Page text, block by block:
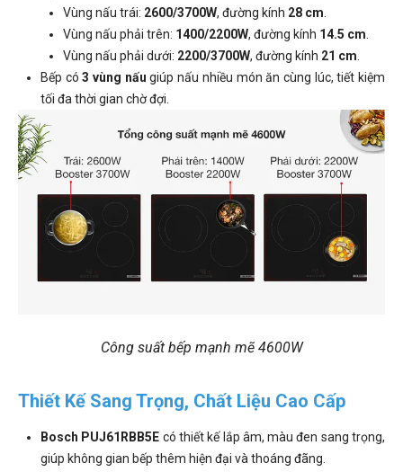
Vùng nấu trái: 2600/3700W, đường kính 28 cm.
Vùng nấu phải trên: 1400/2200W, đường kính 14.5 cm.
Vùng nấu phải dưới: 2200/3700W, đường kính 21 cm.
Bếp có3 vùng nấu giúp nấu nhiều món ăn cùng lúc, tiết kiệm
tối đa thời gian chờ đợi.
Công suất bếp mạnh mẽ 4600W
Thiết Kế Sang Trọng, Chất Liệu Cao Cấp
Bosch PUJ61RBB5E có thiết kế lắp âm, màu đen sang trọng,
giúp không gian bếp thêm hiện đại và thoáng đãng.